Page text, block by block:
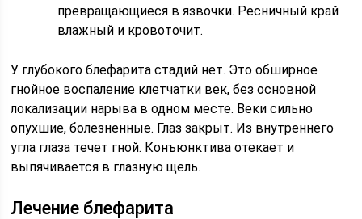
превращающиеся в язвочки. Ресничный край
влажный и кровоточит.
У глубокого блефарита стадий нет. Это обширное
гнойное воспаление клетчатки век, без основной
локализации нарыва в одном месте. Веки сильно
опухшие, болезненные. Глаз закрыт. Из внутреннего
угла глаза течет гной. Конъюнктива отекает и
выпячивается в глазную щель.
Лечение блефарита